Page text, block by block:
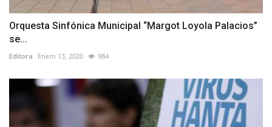
Orquesta Sinfónica Municipal “Margot Loyola Palacios”
se...
Editora Enero 13, 2020 984